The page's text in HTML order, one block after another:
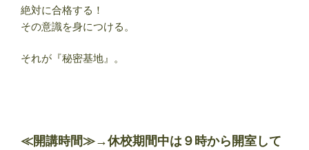
絶対に合格する！
その意識を身につける。
それが『秘密基地』。
≪開講時間≫→休校期間中は９時から開室して